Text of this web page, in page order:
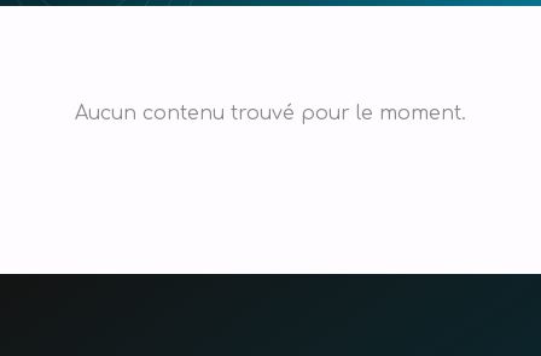
Aucun contenu trouvé pour le moment.